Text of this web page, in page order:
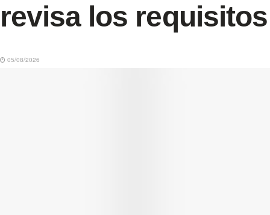
revisa los requisitos
05/08/2026